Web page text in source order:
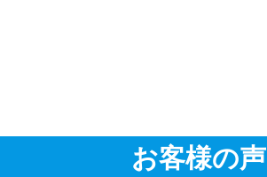
お客様の声